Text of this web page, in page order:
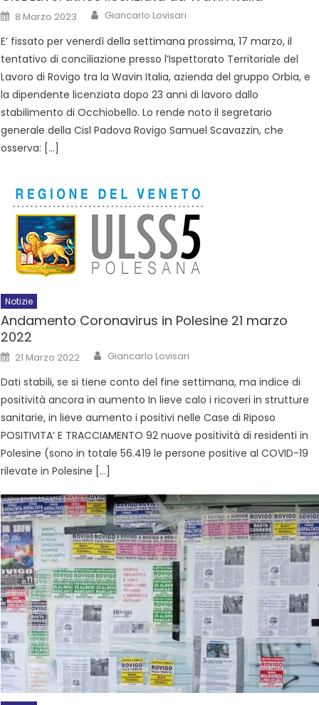
8 Marzo 2023 Giancarlo Lovisari
E’ fissato per venerdì della settimana prossima, 17 marzo, il
tentativo di conciliazione presso l’Ispettorato Territoriale del
Lavoro di Rovigo tra la Wavin Italia, azienda del gruppo Orbia, e
la dipendente licenziata dopo 23 anni di lavoro dallo
stabilimento di Occhiobello. Lo rende noto il segretario
generale della Cisl Padova Rovigo Samuel Scavazzin, che
osserva: […]
Notizie
Andamento Coronavirus in Polesine 21 marzo
2022
21 Marzo 2022 Giancarlo Lovisari
Dati stabili, se si tiene conto del fine settimana, ma indice di
positività ancora in aumento In lieve calo i ricoveri in strutture
sanitarie, in lieve aumento i positivi nelle Case di Riposo
POSITIVITA’ E TRACCIAMENTO 92 nuove positività di residenti in
Polesine (sono in totale 56.419 le persone positive al COVID-19
rilevate in Polesine […]